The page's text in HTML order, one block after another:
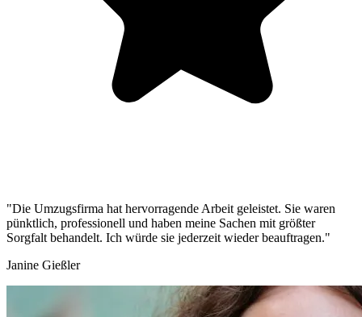
"Die Umzugsfirma hat hervorragende Arbeit geleistet. Sie waren
pünktlich, professionell und haben meine Sachen mit größter
Sorgfalt behandelt. Ich würde sie jederzeit wieder beauftragen."
Janine Gießler